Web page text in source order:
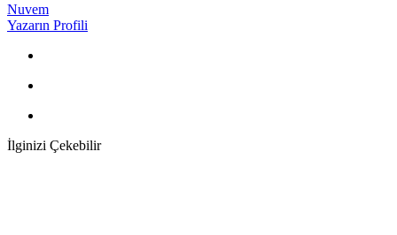
Nuvem
Yazarın Profili
İlginizi Çekebilir